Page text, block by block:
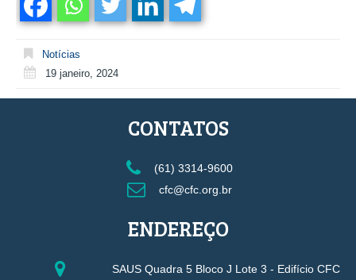
Notícias
19 janeiro, 2024
CONTATOS
(61) 3314-9600
cfc@cfc.org.br
ENDEREÇO
SAUS Quadra 5 Bloco J Lote 3 - Edifício CFC